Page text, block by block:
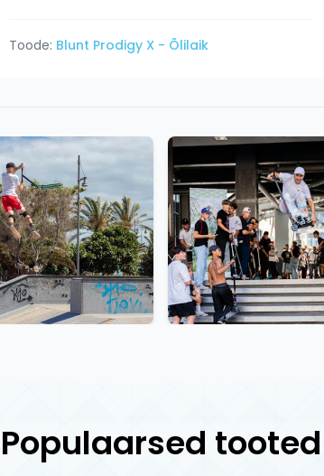
Toode: Blunt Prodigy X - Õlilaik
Populaarsed tooted